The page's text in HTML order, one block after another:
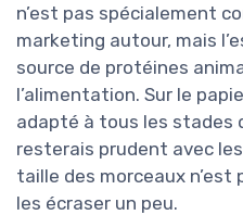
n’est pas spécialement
marketing autour, mais
source de protéines
l’alimentation. Sur le
adapté à tous les stades
resterais prudent avec
taille des morceaux n’est
les écraser un peu.